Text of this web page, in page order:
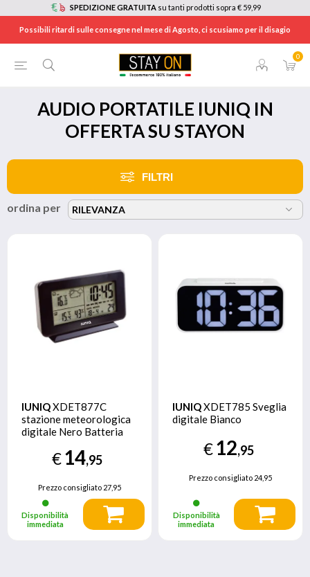
SPEDIZIONE GRATUITA su tanti prodotti sopra € 59,99
Possibili ritardi sulle consegne nel mese di Agosto, ci scusiamo per il disagio
0
BRANDS / IUNIQ / AUDIO PORTATILE
AUDIO PORTATILE IUNIQ IN
OFFERTA SU STAYON
FILTRI
ordina per
IUNIQXDET877C
stazione meteorologica
digitale Nero Batteria
€14,95
Prezzo consigliato27,95
Disponibilità
immediata
IUNIQXDET785 Sveglia
digitale Bianco
€12,95
Prezzo consigliato 24,95
Disponibilità
immediata